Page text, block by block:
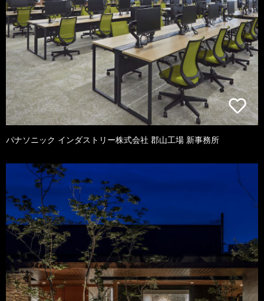
パナソニック インダストリー株式会社 郡山工場 新事務所